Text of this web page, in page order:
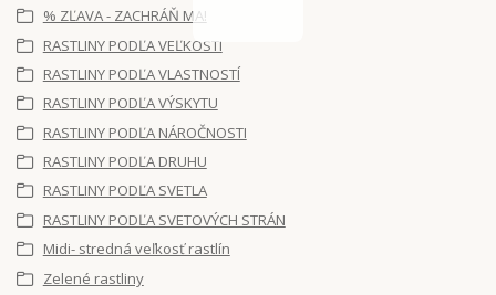
% ZĽAVA - ZACHRÁŇ MA!
RASTLINY PODĽA VEĽKOSTI
RASTLINY PODĽA VLASTNOSTÍ
RASTLINY PODĽA VÝSKYTU
RASTLINY PODĽA NÁROČNOSTI
RASTLINY PODĽA DRUHU
RASTLINY PODĽA SVETLA
RASTLINY PODĽA SVETOVÝCH STRÁN
Midi- stredná veľkosť rastlín
Zelené rastliny